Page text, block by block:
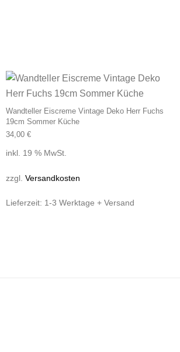
Wandteller Eiscreme Vintage Deko Herr Fuchs
19cm Sommer Küche
34,00 €
inkl. 19 % MwSt.
zzgl. Versandkosten
Lieferzeit: 1-3 Werktage + Versand